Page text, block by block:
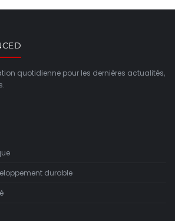
quotidienne pour les dernières actualités,
durable